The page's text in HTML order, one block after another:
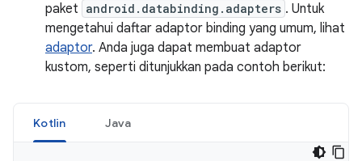
paket android.databinding.adapters . Untuk
mengetahui daftar adaptor binding yang umum, lihat
adaptor. Anda juga dapat membuat adaptor
kustom, seperti ditunjukkan pada contoh berikut:
Kotlin Java